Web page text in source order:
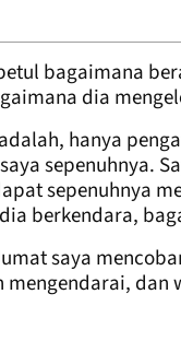
bagaimana
dia
hanya
sepenuhnya.
sepenuhnya
berkendara,
saya
mengendarai, dan